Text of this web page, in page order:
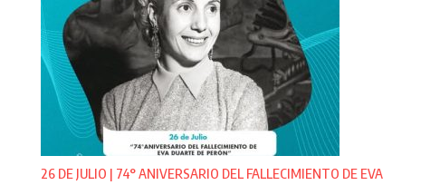
26 DE JULIO | 74° ANIVERSARIO DEL FALLECIMIENTO DE EVA